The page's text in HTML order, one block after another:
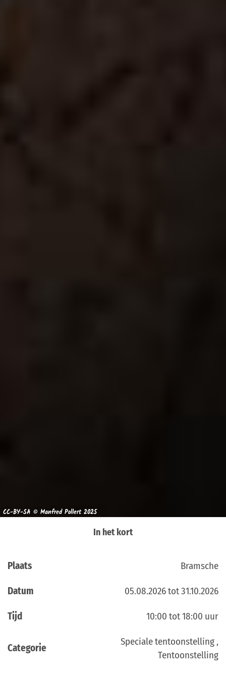
CC-BY-SA © Manfred Pollert 2025
In het kort
Plaats Bramsche
Datum 05.08.2026 tot 31.10.2026
Tijd 10:00 tot 18:00 uur
Categorie
Speciale tentoonstelling ,
Tentoonstelling